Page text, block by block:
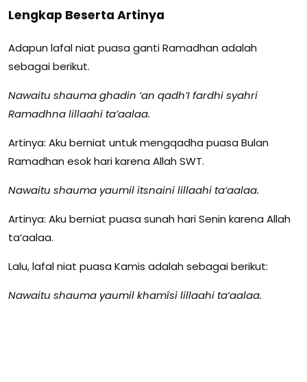
Lengkap Beserta Artinya
Adapun lafal niat puasa ganti Ramadhan adalah
sebagai berikut.
Nawaitu shauma ghadin ‘an qadh’I fardhi syahri
Ramadhna lillaahi ta’aalaa.
Artinya: Aku berniat untuk mengqadha puasa Bulan
Ramadhan esok hari karena Allah SWT.
Nawaitu shauma yaumil itsnaini lillaahi ta‘aalaa.
Artinya: Aku berniat puasa sunah hari Senin karena Allah
ta‘aalaa.
Lalu, lafal niat puasa Kamis adalah sebagai berikut:
Nawaitu shauma yaumil khamîsi lillaahi ta‘aalaa.